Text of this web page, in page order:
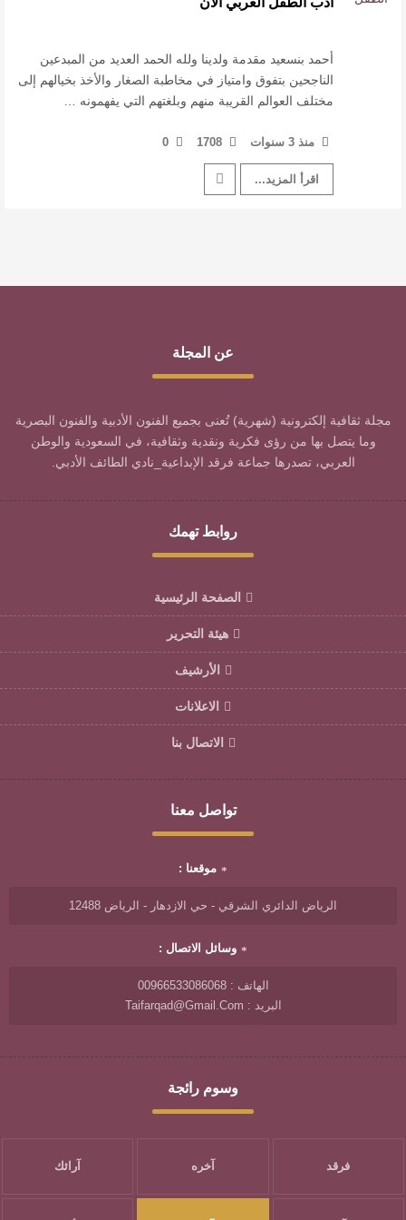
القيمة الأدبية بين استحقاق النص وسلطة الجائزة
​ اللون الأحمر وشاح سردية الأدب وسر رمزية
النصوص
آليات البناء الاستهلالي في رواية : ( على كف رتويت )
للدكتورة زينب الخضيري
أحمد بنسعيد مقدمة ولدينا ولله الحمد العديد من المبدعين
الناجحين بتفوق وامتياز في مخاطبة الصغار والأخذ بخيالهم إلى
مختلف العوالم القريبة منهم وبلغتهم التي يفهمونه …
منذ 3 سنوات 1708
0
اقرأ المزيد...
عن المجلة
مجلة ثقافية إلكترونية (شهرية) تُعنى بجميع الفنون الأدبية والفنون البصرية
وما يتصل بها من رؤى فكرية ونقدية وثقافية، في السعودية والوطن
العربي، تصدرها جماعة فرقد الإبداعية_نادي الطائف الأدبي.
روابط تهمك
الصفحة الرئيسية
هيئة التحرير
الأرشيف
الاعلانات
الاتصال بنا
تواصل معنا
موقعنا :
الرياض الدائري الشرقي - حي الازدهار - الرياض 12488
وسائل الاتصال :
الهاتف : 00966533086068
البريد : Taifarqad@gmail.com
وسوم رائجة
فرقد آخره آرائك